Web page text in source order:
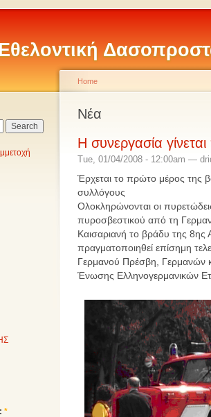
*
Home
Νέα
Η συνεργασία
Tue, 01/04/2008 - 12:00am —
Έρχεται το πρώτο μέρος της
συλλόγους
Ολοκληρώνονται οι
πυροσβεστικού από τη
Καισαριανή το βράδυ της
πραγματοποιηθεί επίσημη
Γερμανού Πρέσβη, Γερμανών
Ένωσης Ελληνογερμανικών